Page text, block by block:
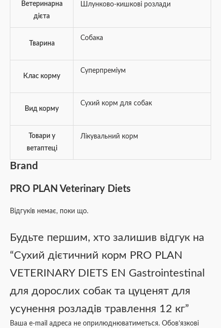
Ветеринарна
дієта
Шлунково-кишкові розлади
Тварина
Собака
Клас корму
Суперпреміум
Вид корму
Сухий корм для собак
Товари у
ветаптеці
Лікувальний корм
Brand
PRO PLAN Veterinary Diets
Відгуків немає, поки що.
Будьте першим, хто залишив відгук на
“Сухий дієтичний корм PRO PLAN
VETERINARY DIETS EN Gastrointestinal
для дорослих собак та цуценят для
усунення розладів травлення 12 кг”
Ваша e-mail адреса не оприлюднюватиметься. Обов’язкові